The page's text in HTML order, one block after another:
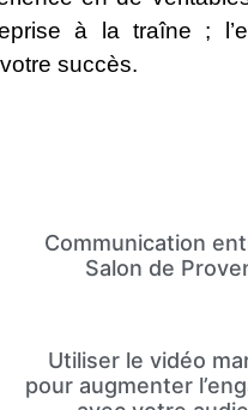
à la traîne ;
succès.
Communication
Salon de
Utiliser le vidéo
pour augmenter